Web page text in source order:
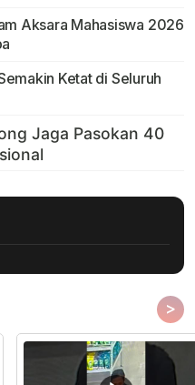
Aksara Mahasiswa 2026
Ketat di Seluruh
>